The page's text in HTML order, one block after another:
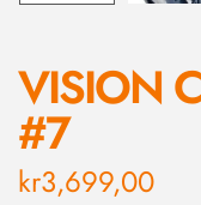
VISION
#7
kr3,699,00